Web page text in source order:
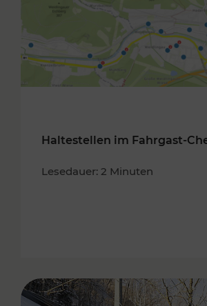
Haltestellen im Fahrgast-
Lesedauer: 2 Minuten